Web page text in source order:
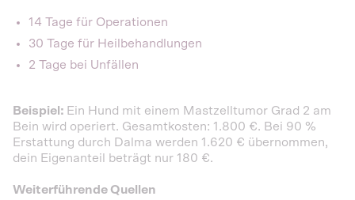
14 Tage für Operationen
30 Tage für Heilbehandlungen
2 Tage bei Unfällen
Beispiel: Ein Hund mit einem Mastzelltumor Grad 2 am
Bein wird operiert. Gesamtkosten: 1.800 €. Bei 90 %
Erstattung durch Dalma werden 1.620 € übernommen,
dein Eigenanteil beträgt nur 180 €.
Weiterführende Quellen